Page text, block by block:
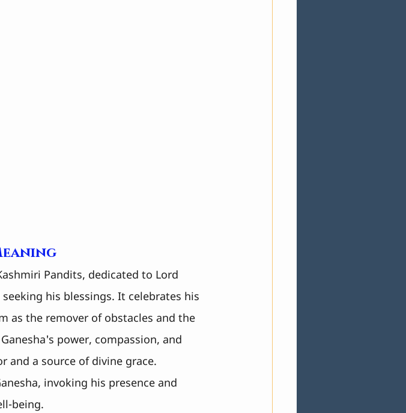
Pandits, dedicated to Lord
his blessings. It celebrates his
as the remover of obstacles and the
power, compassion, and
and a source of divine grace.
invoking his presence and
being.